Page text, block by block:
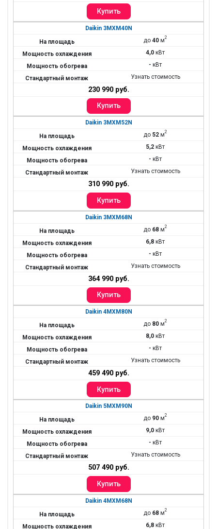
Daikin 3MXM40N
до 40 м2
4,0 кВт
- кВт
Узнать стоимость
230 990 руб.
Daikin 3MXM52N
до 52 м2
5,2 кВт
- кВт
Узнать стоимость
310 990 руб.
Daikin 3MXM68N
до 68 м2
6,8 кВт
- кВт
Узнать стоимость
364 990 руб.
Daikin 4MXM80N
до 80 м2
8,0 кВт
- кВт
Узнать стоимость
459 490 руб.
Daikin 5MXM90N
до 90 м2
9,0 кВт
- кВт
Узнать стоимость
507 490 руб.
Daikin 4MXM68N
до 68 м2
6,8 кВт